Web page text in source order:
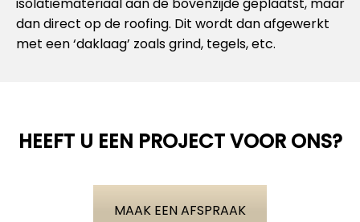
dan direct op de roofing. Dit wordt dan afgewerkt
met een ‘daklaag’ zoals grind, tegels, etc.
HEEFT U EEN PROJECT VOOR ONS?
MAAK EEN AFSPRAAK